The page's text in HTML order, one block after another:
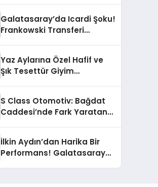
Galatasaray’da Icardi Şoku!
Frankowski Transferi
Yaz Aylarına Özel Hafif ve
Şık Tesettür Giyim
S Class Otomotiv: Bağdat
Caddesi’nde Fark Yaratan
İlkin Aydın’dan Harika Bir
Performans! Galatasaray